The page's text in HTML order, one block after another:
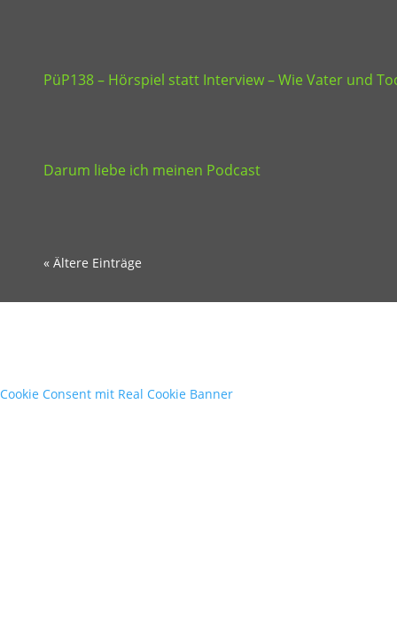
PüP138 – Hörspiel statt Interview – Wie Vater und
Darum liebe ich meinen Podcast
« Ältere Einträge
Cookie Consent mit Real Cookie Banner